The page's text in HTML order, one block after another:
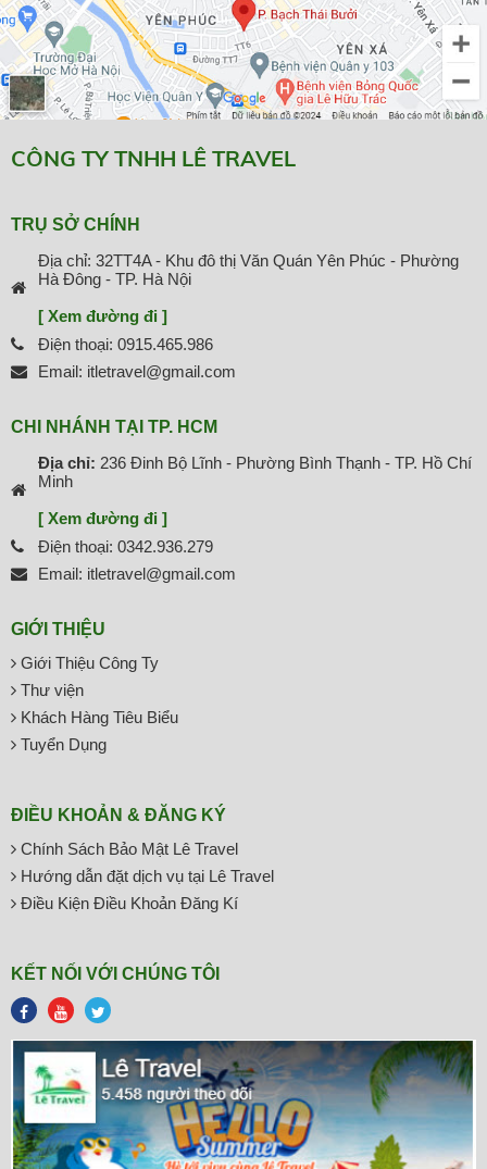
CÔNG TY TNHH LÊ TRAVEL
TRỤ SỞ CHÍNH
Địa chỉ: 32TT4A - Khu đô thị Văn Quán Yên Phúc - Phường
Hà Đông - TP. Hà Nội
[ Xem đường đi ]
Điện thoại: 0915.465.986
Email: itletravel@gmail.com
CHI NHÁNH TẠI TP. HCM
Địa chỉ: 236 Đinh Bộ Lĩnh - Phường Bình Thạnh - TP. Hồ Chí
Minh
[ Xem đường đi ]
Điện thoại: 0342.936.279
Email: itletravel@gmail.com
GIỚI THIỆU
Giới Thiệu Công Ty
Thư viện
Khách Hàng Tiêu Biểu
Tuyển Dụng
ĐIỀU KHOẢN & ĐĂNG KÝ
Chính Sách Bảo Mật Lê Travel
Hướng dẫn đặt dịch vụ tại Lê Travel
Điều Kiện Điều Khoản Đăng Kí
KẾT NỐI VỚI CHÚNG TÔI